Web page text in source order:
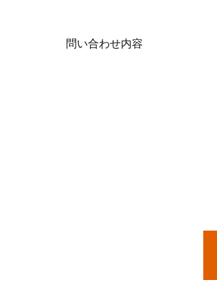
問い合わせ内容